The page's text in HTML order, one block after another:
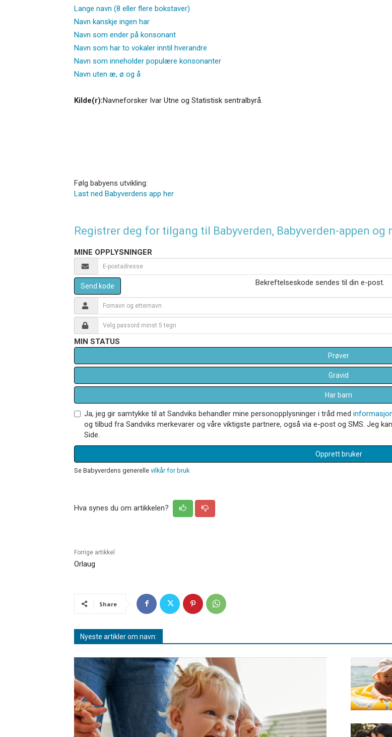
Lange navn (8 eller flere bokstaver)
Navn kanskje ingen har
Navn som ender på konsonant
Navn som har to vokaler inntil hverandre
Navn som inneholder populære konsonanter
Navn uten æ, ø og å
Kilde(r):Navneforsker Ivar Utne og Statistisk sentralbyrå.
Følg babyens utvikling:
Last ned Babyverdens app her
Registrer deg for tilgang til Babyverden, Babyverden-appen og
MINE OPPLYSNINGER
Send kode Bekreftelseskode sendes til din e-post.
MIN STATUS
Prøver
Gravid
Har barn
Ja, jeg gir samtykke til at Sandviks behandler mine personopplysninger i tråd med
og tilbud fra Sandviks merkevarer og våre viktigste partnere, også via e-post og SMS. Jeg
Side.
Opprett bruker
Se Babyverdens generelle vilkår for bruk
Hva synes du om artikkelen?
Forrige artikkel
Orlaug
Share
Nyeste artikler om navn: